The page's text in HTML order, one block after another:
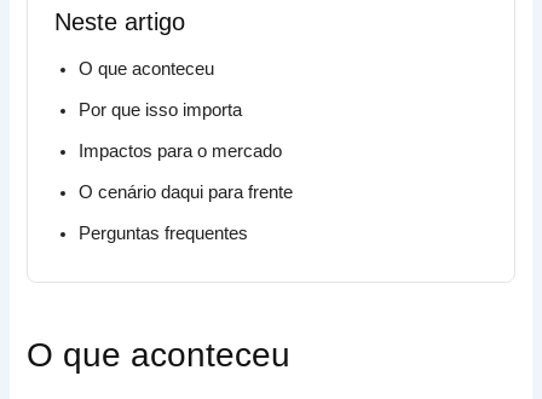
Neste artigo
O que aconteceu
Por que isso importa
Impactos para o mercado
O cenário daqui para frente
Perguntas frequentes
O que aconteceu